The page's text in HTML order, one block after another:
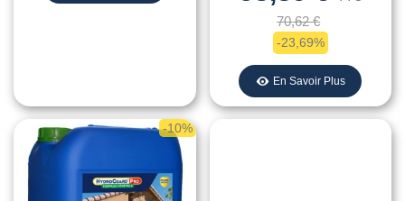
70,62 €
-23,69%
En Savoir Plus
-10%